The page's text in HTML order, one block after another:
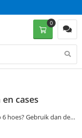
0
cases
hoes? Gebruik dan de
pagina om jouw